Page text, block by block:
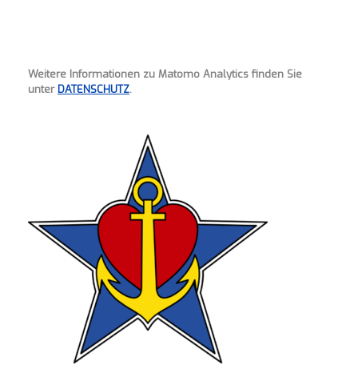
Weitere Informationen zu Matomo Analytics finden Sie
unter DATENSCHUTZ.